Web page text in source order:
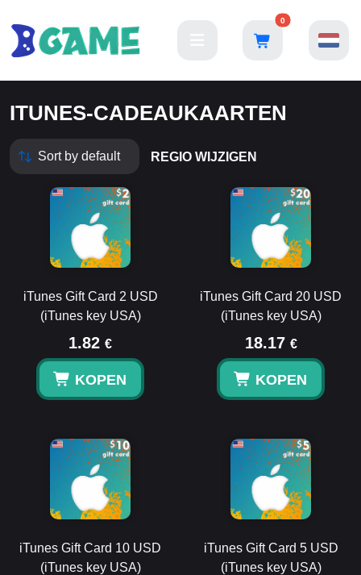
0
ITUNES-CADEAUKAARTEN
REGIO WIJZIGEN
iTunes Gift Card 2 USD
(iTunes key USA)
1.82 €
KOPEN
iTunes Gift Card 20 USD
(iTunes key USA)
18.17 €
KOPEN
iTunes Gift Card 10 USD
(iTunes key USA)
iTunes Gift Card 5 USD
(iTunes key USA)